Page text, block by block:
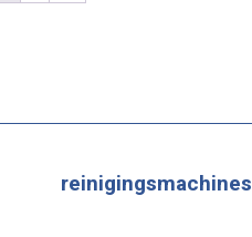
reinigingsmachines